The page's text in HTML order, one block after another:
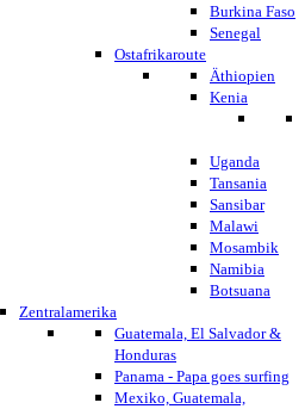
Burkina Faso
Senegal
Ostafrikaroute
Äthiopien
Kenia
Uganda
Tansania
Sansibar
Malawi
Mosambik
Namibia
Botsuana
Zentralamerika
Guatemala, El Salvador &
Honduras
Panama - Papa goes surfing
Mexiko, Guatemala,